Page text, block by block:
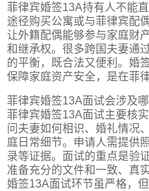
菲律宾婚签13A持有人不能
途径购买公寓或与菲律宾配
让外籍配偶能够参与家庭财
和继承权。很多跨国夫妻通
的平衡，既合法又便利。婚
保障家庭资产安全，是在菲
菲律宾婚签13A面试会涉及哪
菲律宾婚签13A面试主要核
问夫妻如何相识、婚礼情况
庭日常细节。申请人需提供
录等证据。面试的重点是验
准备充分的文件和一致、真
婚签13A面试环节虽严格，